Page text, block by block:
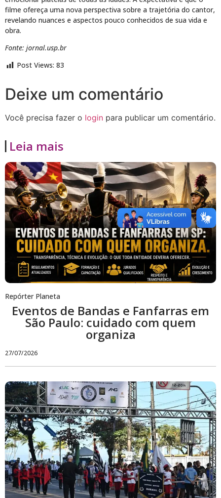
filme ofereça uma nova perspectiva sobre a trajetória do cantor,
revelando nuances e aspectos pouco conhecidos de sua vida e
obra.
Fonte: jornal.usp.br
Post Views: 83
Deixe um comentário
Você precisa fazer o login para publicar um comentário.
Leia mais
Repórter Planeta
Eventos de Bandas e Fanfarras em
São Paulo: cuidado com quem
organiza
27/07/2026